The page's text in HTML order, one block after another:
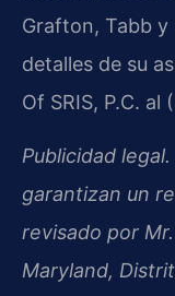
Grafton, Tabb y
detalles de su
Of SRIS, P.C. al
Publicidad
garantizan un
revisado por
Maryland,